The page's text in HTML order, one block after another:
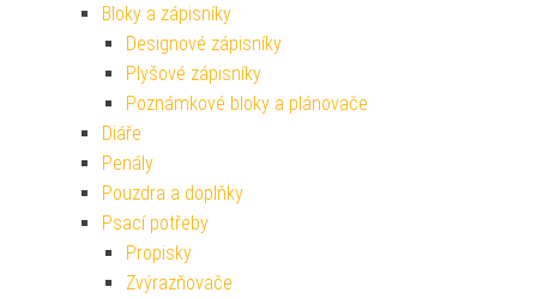
Bloky a zápisníky
Designové zápisníky
Plyšové zápisníky
Poznámkové bloky a plánovače
Diáře
Penály
Pouzdra a doplňky
Psací potřeby
Propisky
Zvýrazňovače